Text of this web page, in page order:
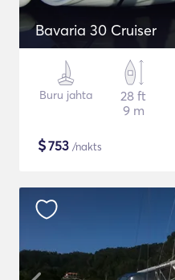
Bavaria 30 Cruiser
Buru jahta
28 ft
9 m
$753 /nakts